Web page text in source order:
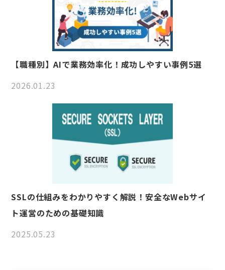
【職種別】AIで業務効率化！成功しやすい事例5選
2026.01.23
SSLの仕組みをわかりやすく解説！安全なWebサイ
ト運営のための基礎知識
2025.05.23